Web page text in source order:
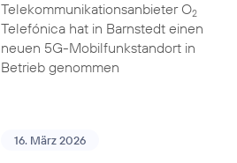
Telekommunikationsanbieter O2
Telefónica hat in Barnstedt einen
neuen 5G-Mobilfunkstandort in
Betrieb genommen
16. März 2026